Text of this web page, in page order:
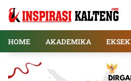
HOME
AKADEMIKA